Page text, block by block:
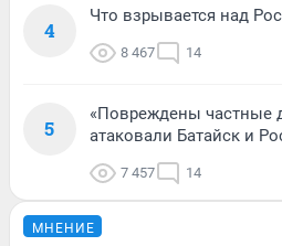
4
Что взрывается над
8 467 14
5
«Повреждены частные
атаковали Батайск и
7 457 14
МНЕНИЕ